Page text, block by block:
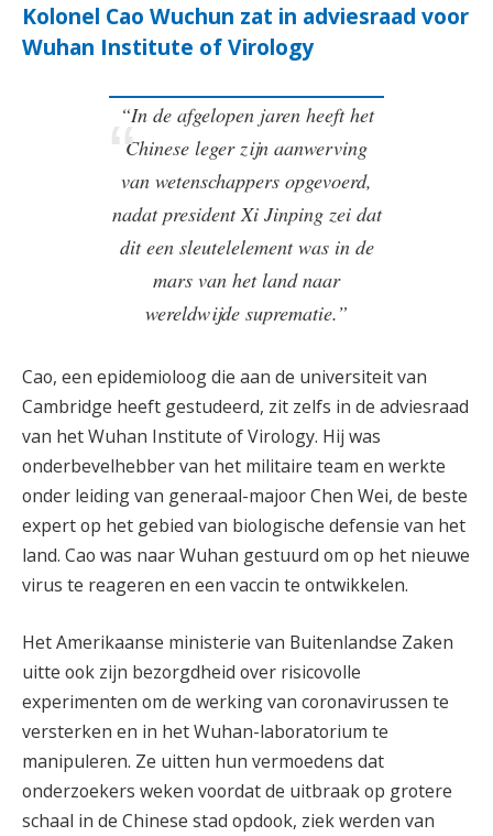
Kolonel Cao Wuchun zat in adviesraad voor
Wuhan Institute of Virology
“In de afgelopen jaren heeft het
Chinese leger zijn aanwerving
van wetenschappers opgevoerd,
nadat president Xi Jinping zei dat
dit een sleutelelement was in de
mars van het land naar
wereldwijde suprematie.”
Cao, een epidemioloog die aan de universiteit van
Cambridge heeft gestudeerd, zit zelfs in de adviesraad
van het Wuhan Institute of Virology. Hij was
onderbevelhebber van het militaire team en werkte
onder leiding van generaal-majoor Chen Wei, de beste
expert op het gebied van biologische defensie van het
land. Cao was naar Wuhan gestuurd om op het nieuwe
virus te reageren en een vaccin te ontwikkelen.
Het Amerikaanse ministerie van Buitenlandse Zaken
uitte ook zijn bezorgdheid over risicovolle
experimenten om de werking van coronavirussen te
versterken en in het Wuhan-laboratorium te
manipuleren. Ze uitten hun vermoedens dat
onderzoekers weken voordat de uitbraak op grotere
schaal in de Chinese stad opdook, ziek werden van